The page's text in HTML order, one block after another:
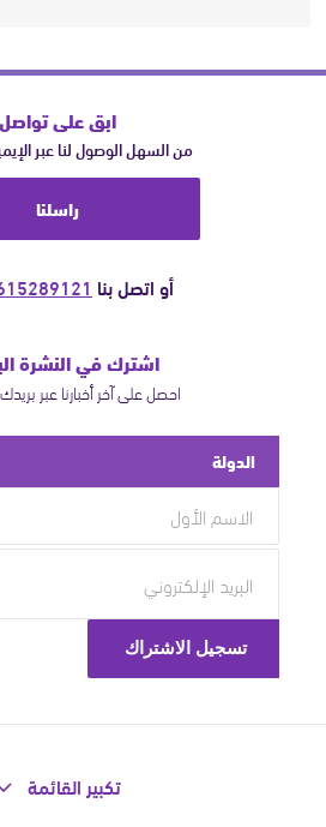
ابق على تواصل
من السهل الوصول لنا عبر
راسلنا
أو اتصل بنا
اشترك في النشرة
احصل على آخر أخبارنا عبر
الدولة
تكبير القائمة